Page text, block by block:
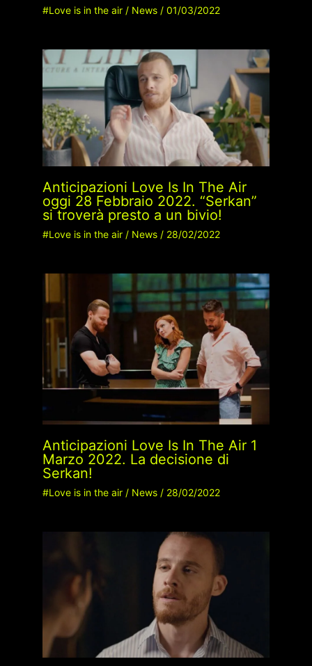
#Love is in the air/ News/ 01/03/2022
Anticipazioni Love Is In The Air
oggi 28 Febbraio 2022. “Serkan”
si troverà presto a un bivio!
#Love is in the air/ News/ 28/02/2022
Anticipazioni Love Is In The Air 1
Marzo 2022. La decisione di
Serkan!
#Love is in the air/ News/ 28/02/2022